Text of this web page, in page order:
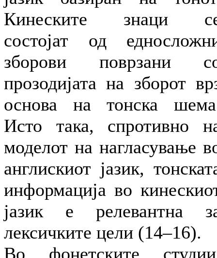
Кинеските знаци
состојат од
зборови поврзани
прозодијата на зборот
основа на тонска
Исто така, спротивно
моделот на нагласување
англискиот јазик,
информација во
јазик е релевантна
лексичките цели (14–16).
Во фонетските